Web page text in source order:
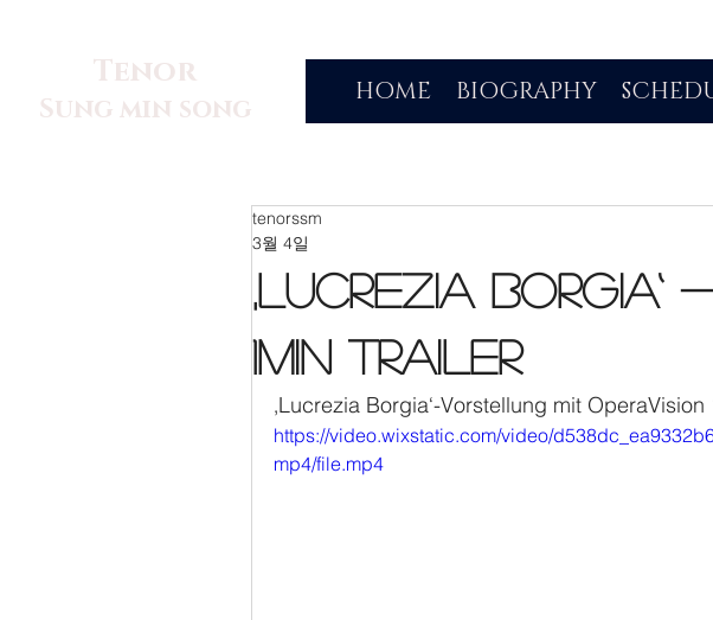
Tenor
Sung min song
HOME BIOGRAPHY
‚Lucrezia Borgia‘
1Min Trailer
tenorssm
3월 4일
‚Lucrezia Borgia‘-Vorstellung mit OperaVision
https://video.wixstatic.com/video/
mp4/file.mp4